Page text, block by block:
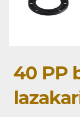
40 PP